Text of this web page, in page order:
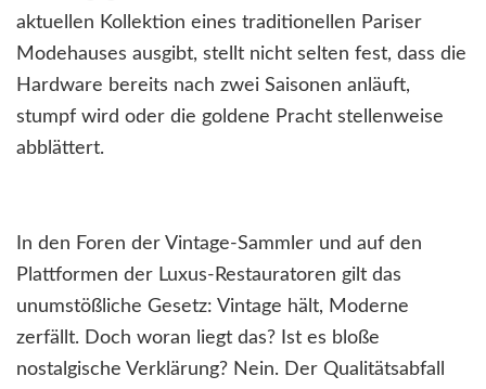
aktuellen Kollektion eines traditionellen Pariser
Modehauses ausgibt, stellt nicht selten fest, dass die
Hardware bereits nach zwei Saisonen anläuft,
stumpf wird oder die goldene Pracht stellenweise
abblättert.
In den Foren der Vintage-Sammler und auf den
Plattformen der Luxus-Restauratoren gilt das
unumstößliche Gesetz: Vintage hält, Moderne
zerfällt. Doch woran liegt das? Ist es bloße
nostalgische Verklärung? Nein. Der Qualitätsabfall